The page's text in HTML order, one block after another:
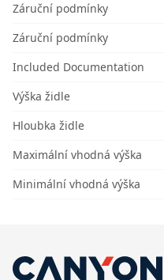
Záruční podmínky
Záruční podmínky
Included Documentation
Výška židle
Hloubka židle
Maximální vhodná výška
Minimální vhodná výška